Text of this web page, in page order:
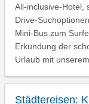
All-inclusive-Hotel,
Drive-
Mini-Bus zum
Erkundung der
Urlaub mit
Städtereisen: